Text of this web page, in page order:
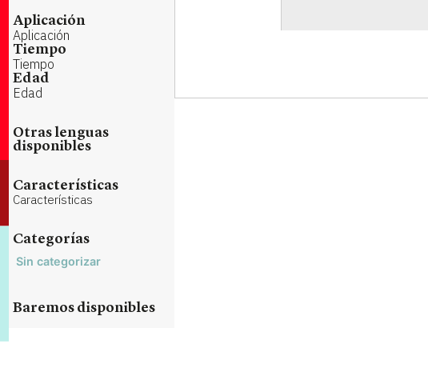
Aplicación
Aplicación
Tiempo
Tiempo
Edad
Edad
Otras lenguas
disponibles
Características
Características
Categorías
Sin categorizar
Baremos disponibles